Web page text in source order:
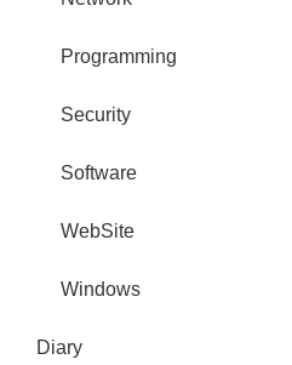
Programming
Security
Software
WebSite
Windows
Diary